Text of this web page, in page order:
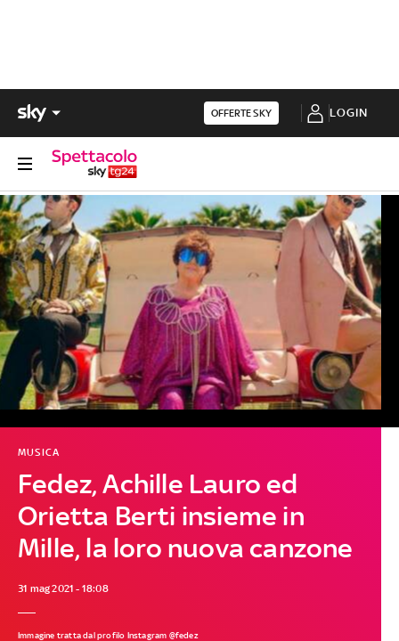
OFFERTE SKY LOGIN
Fedez, Achille Lauro ed
Orietta Berti insieme in
Mille, la loro nuova canzone
MUSICA
31 mag 2021 - 18:08
Immagine tratta dal profilo Instagram @fedez